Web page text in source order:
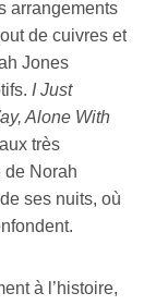
arrangements
de cuivres et
Jones
I Just
Alone With
très
de Norah
ses nuits, où
à l’histoire,